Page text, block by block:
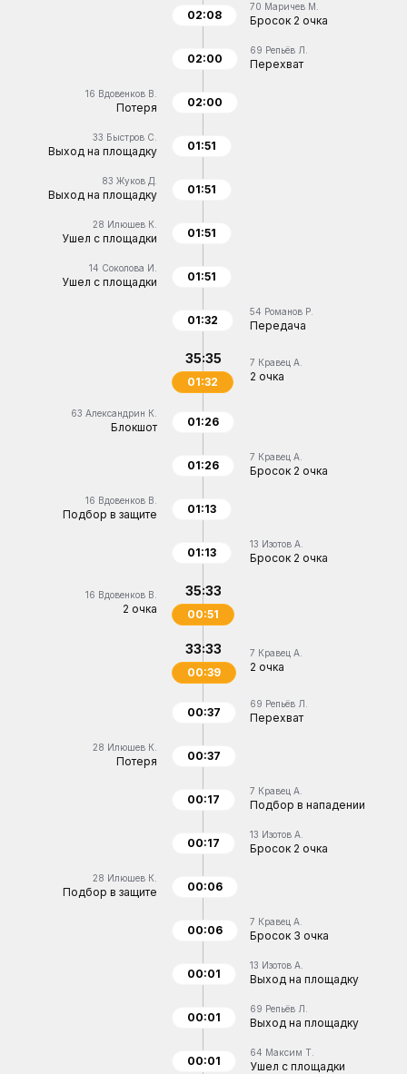
70 Маричев М.
Бросок 2 очка
02:08
69 Репьёв Л.
Перехват
02:00
16 Вдовенков В.
Потеря 02:00
33 Быстров С.
Выход на площадку 01:51
83 Жуков Д.
Выход на площадку 01:51
28 Илюшев К.
Ушел с площадки 01:51
14 Соколова И.
Ушел с площадки 01:51
54 Романов Р.
Передача
01:32
7 Кравец А.
2 очка
35:35
01:32
63 Александрин К.
Блокшот 01:26
7 Кравец А.
Бросок 2 очка
01:26
16 Вдовенков В.
Подбор в защите 01:13
13 Изотов А.
Бросок 2 очка
01:13
16 Вдовенков В.
2 очка
35:33
00:51
7 Кравец А.
2 очка
33:33
00:39
69 Репьёв Л.
Перехват
00:37
28 Илюшев К.
Потеря 00:37
7 Кравец А.
Подбор в нападении
00:17
13 Изотов А.
Бросок 2 очка
00:17
28 Илюшев К.
Подбор в защите 00:06
7 Кравец А.
Бросок 3 очка
00:06
13 Изотов А.
Выход на площадку
00:01
69 Репьёв Л.
Выход на площадку
00:01
64 Максим Т.
Ушел с площадки
00:01